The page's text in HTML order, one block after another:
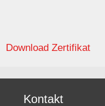
Download Zertifikat
Kontakt